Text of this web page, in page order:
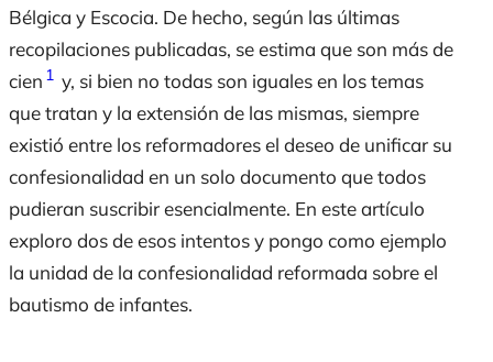
Bélgica y Escocia. De hecho, según las últimas
recopilaciones publicadas, se estima que son más de
cien 1 y, si bien no todas son iguales en los temas
que tratan y la extensión de las mismas, siempre
existió entre los reformadores el deseo de unificar su
confesionalidad en un solo documento que todos
pudieran suscribir esencialmente. En este artículo
exploro dos de esos intentos y pongo como ejemplo
la unidad de la confesionalidad reformada sobre el
bautismo de infantes.